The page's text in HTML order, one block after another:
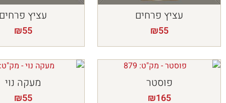
עציץ פרחים
₪55
עציץ
₪55
פוסטר
₪165
מעקה נוי
₪55